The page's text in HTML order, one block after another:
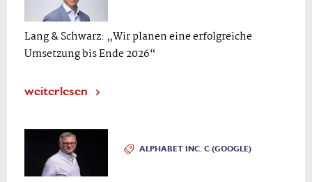
Lang & Schwarz: „Wir planen eine erfolgreiche
Umsetzung bis Ende 2026“
weiterlesen
ALPHABET INC. C (GOOGLE)